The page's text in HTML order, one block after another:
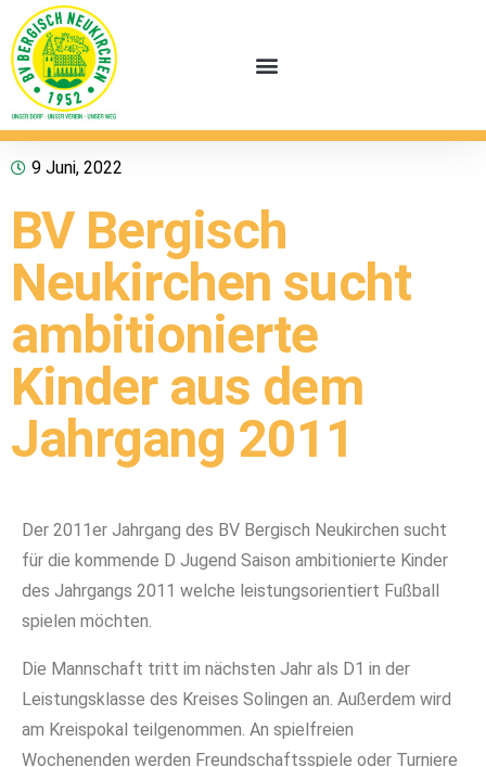
9 Juni, 2022
BV Bergisch
Neukirchen sucht
ambitionierte
Kinder aus dem
Jahrgang 2011
Der 2011er Jahrgang des BV Bergisch Neukirchen sucht
für die kommende D Jugend Saison ambitionierte Kinder
des Jahrgangs 2011 welche leistungsorientiert Fußball
spielen möchten.
Die Mannschaft tritt im nächsten Jahr als D1 in der
Leistungsklasse des Kreises Solingen an. Außerdem wird
am Kreispokal teilgenommen. An spielfreien
Wochenenden werden Freundschaftsspiele oder Turniere